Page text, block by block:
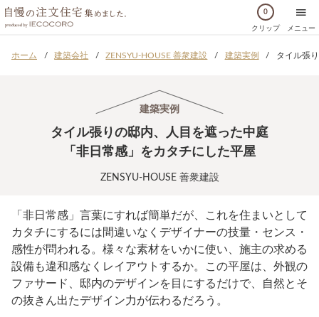
0
クリップ メニュー
ホーム 建築会社 ZENSYU-HOUSE 善衆建設 建築実例 タイル張
建築実例
タイル張りの邸内、人目を遮った中庭
「非日常感」をカタチにした平屋
ZENSYU-HOUSE 善衆建設
「非日常感」言葉にすれば簡単だが、これを住まいとして
カタチにするには間違いなくデザイナーの技量・センス・
感性が問われる。様々な素材をいかに使い、施主の求める
設備も違和感なくレイアウトするか。この平屋は、外観の
ファサード、邸内のデザインを目にするだけで、自然とそ
の抜きん出たデザイン力が伝わるだろう。